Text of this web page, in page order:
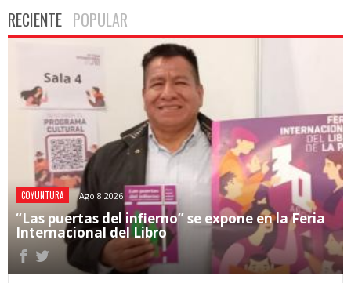
RECIENTE POPULAR
COYUNTURA Ago 8 2026
“Las puertas del infierno” se expone en la Feria
Internacional del Libro